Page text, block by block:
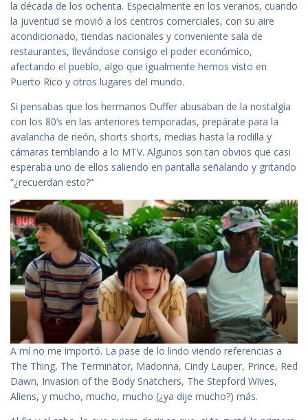
la década de los ochenta. Especialmente en los veranos, cuando
la juventud se movió a los centros comerciales, con su aire
acondicionado, tiendas nacionales y conveniente sala de
restaurantes, llevándose consigo el poder económico,
afectando el pueblo, algo que igualmente hemos visto en
Puerto Rico y otros lugares del mundo.
Si pensabas que los hermanos Duffer abusaban de la nostalgia
con los 80’s en las anteriores temporadas, prepárate para la
avalancha de neón, shorts shorts, medias hasta la rodilla y
cámaras temblando a lo MTV. Algunos son tan obvios que casi
esperaba uno de ellos saliendo en pantalla señalando y gritando
“¿recuerdan esto?”
A mí no me importó. La pase de lo lindo viendo referencias a
The Thing, The Terminator, Madonna, Cindy Lauper, Prince, Red
Dawn, Invasion of the Body Snatchers, The Stepford Wives,
Aliens, y mucho, mucho, mucho (¿ya dije mucho?) más.